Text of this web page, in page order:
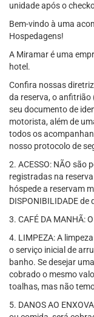
unidade após o
Bem-vindo à uma
Hospedagens!
A Miramar é uma
hotel.
Confira nossas
da reserva, o
seu documento de
motorista, além de
todos os
nosso protocolo de
2. ACESSO: NÃO são
registradas na
hóspede a reservam
DISPONIBILIDADE
3. CAFÉ DA MANHÃ:
4. LIMPEZA: A
o serviço inicial de
banho. Se desejar
cobrado o mesmo
toalhas, mas não
5. DANOS AO